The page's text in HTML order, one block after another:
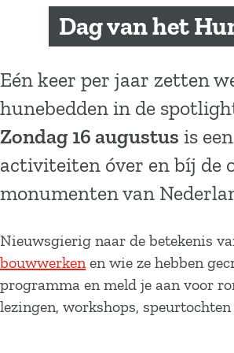
Dag van het
Eén keer per jaar zetten
hunebedden in de
Zondag 16 augustus is
activiteiten óver en bíj de
monumenten van
Nieuwsgierig naar de betekenis
bouwwerkenen wie ze hebben
programma en meld je aan voor
lezingen, workshops, speurtochten